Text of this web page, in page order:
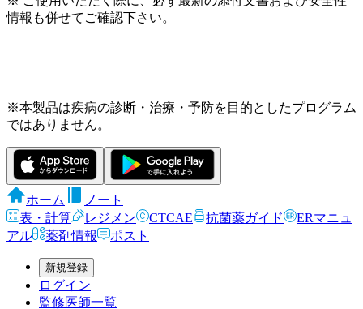
情報も併せてご確認下さい。
※本製品は疾病の診断・治療・予防を目的としたプログラム
ではありません。
ホーム
ノート
表・計算
レジメン CTCAE 抗菌薬ガイド
ERマニュ
アル
薬剤情報 ポスト
新規登録
ログイン
監修医師一覧